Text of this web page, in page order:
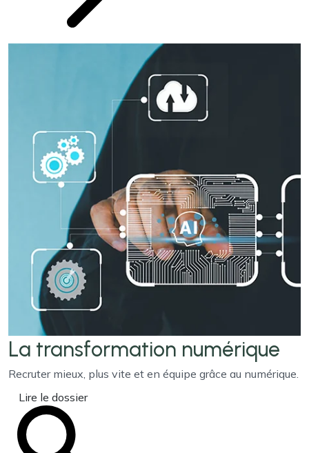
La transformation numérique
Recruter mieux, plus vite et en équipe grâce au numérique.
Lire le dossier